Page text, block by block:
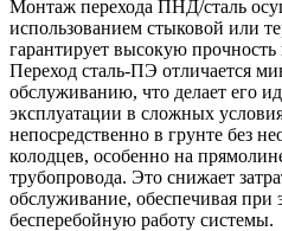
Монтаж перехода ПНД/сталь
использованием стыковой или
гарантирует высокую
Переход сталь-ПЭ отличается
обслуживанию, что делает его
эксплуатации в сложных
непосредственно в грунте без
колодцев, особенно на
трубопровода. Это снижает
обслуживание, обеспечивая
бесперебойную работу системы.